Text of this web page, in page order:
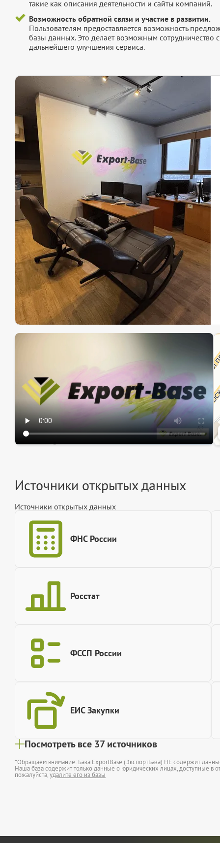
такие как описания деятельности и сайты компаний.
Возможность обратной связи и участие в развитии.
Пользователям предоставляется возможность
базы данных. Это делает возможным сотрудничество
дальнейшего улучшения сервиса.
Источники открытых данных
Источники открытых данных
ФНС России
Росстат
ФССП России
ЕИС Закупки
Посмотреть все 37 источников
*Обращаем внимание: База ExportBase (ЭкспортБаза) НЕ содержит
Наша база содержит только данные о юридических лицах, доступные в
пожалуйста,удалите его из базы